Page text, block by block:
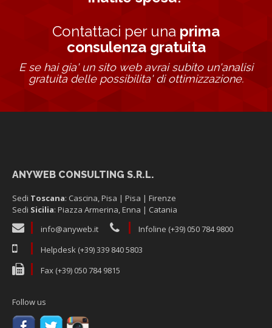
Contattaci per una prima
consulenza gratuita
E se hai gia' un sito web avrai subito un'analisi
gratuita delle possibilita' di ottimizzazione.
ANYWEB CONSULTING S.R.L.
Sedi Toscana: Cascina, Pisa | Pisa | Firenze
Sedi Sicilia: Piazza Armerina, Enna | Catania
info@anyweb.it
Infoline (+39) 050 784 9800
Helpdesk (+39) 339 840 5803
Fax (+39) 050 784 9815
Follow us